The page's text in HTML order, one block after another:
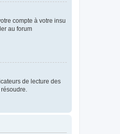
compte à votre insu
au forum
de lecture des